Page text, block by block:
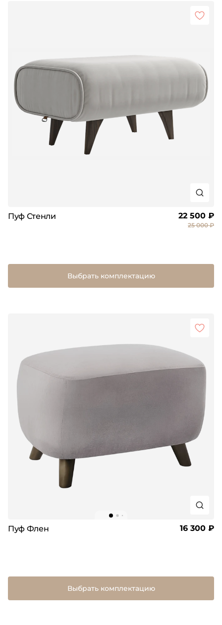
Пуф Стенли 22 500 ₽
25 000 ₽
Выбрать комплектацию
Пуф Флен 16 300 ₽
Выбрать комплектацию